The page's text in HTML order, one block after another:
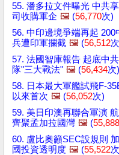
55. 潘多拉文件曝光 中共
司收購軍企 🖼️ (56,770次)
56. 中印邊境爭端再起 200
兵遭印軍攔截 🖼️ (56,512
57. 法國智庫報告 起底中
隊"三大戰法" 🖼️ (56,434次)
58. 日本最大軍艦試飛F-
以來首次 🖼️ (56,052次)
59. 美日印澳再聯合軍演
齊聚孟加拉國灣 🖼️ (55,888
60. 盧比奧籲SEC設規則
國投資透明度 🖼️ (55,522